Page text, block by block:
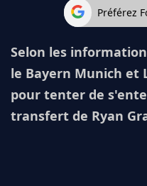
Préférez
Selon les
le Bayern Munich et
pour tenter de
transfert de Ryan